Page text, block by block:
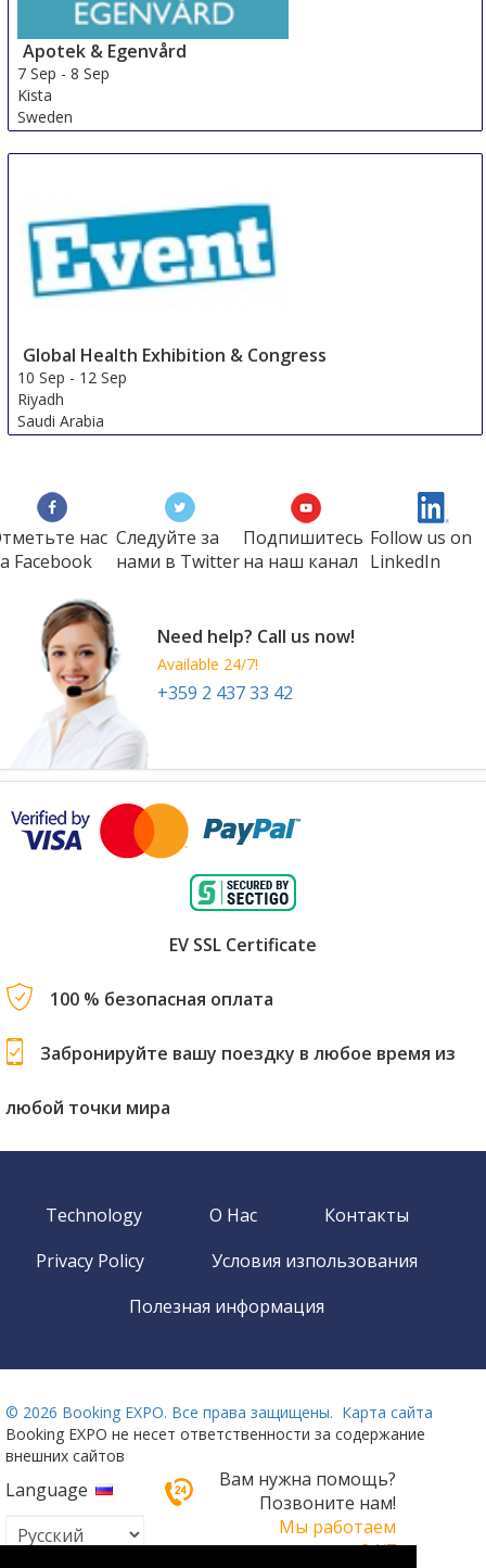
Apotek & Egenvård
7 Sep -8 Sep
Kista
Sweden
Global Health Exhibition & Congress
10 Sep - 12 Sep
Riyadh
Saudi Arabia
нас
Faсеbook
Следуйте за
нами в Twitter
Подпишитесь
на наш канал
Follow us on
LinkedIn
Need help? Call us now!
Available 24/7!
+359 2 437 33 42
EV SSL Certificate
100 % безопасная оплата
Забронируйте вашу поездку в любое время из
любой точки мира
Technology О Нас
Контакты
Privacy Policy
Условия изпользования
Полезная информация
© 2026 Booking EXPO. Все права защищены. Карта сайта
Booking EXPO не несет ответственности за содержание
внешних сайтов
Language
Вам нужна помощь?
Позвоните нам!
Мы работаем
круглосуточно 24/7